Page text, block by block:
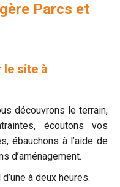
Parcs et
le site à
découvrons le terrain,
écoutons vos
ébauchons à l’aide de
d’aménagement.
à deux heures.